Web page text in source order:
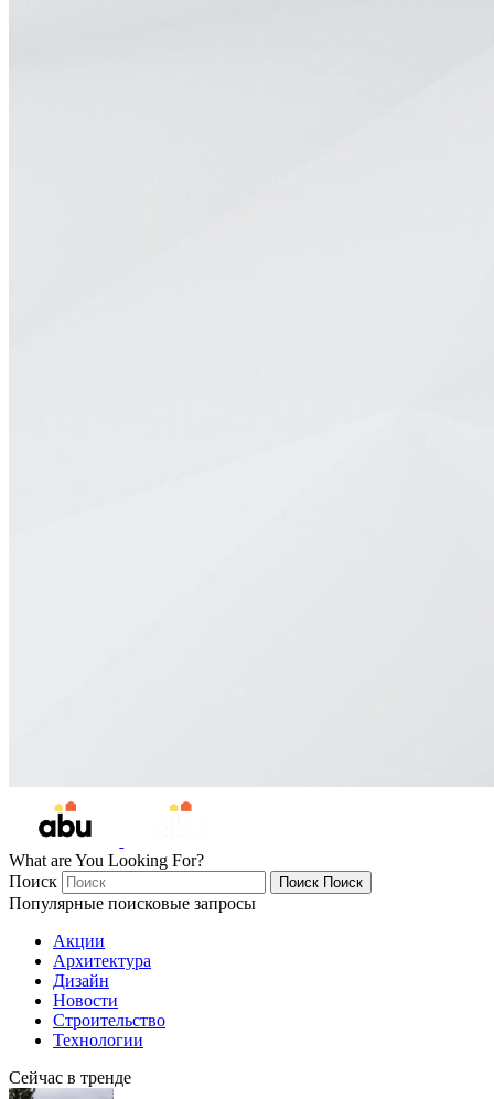
What are You Looking For?
Поиск
Поиск Поиск
Популярные поисковые запросы
Акции
Архитектура
Дизайн
Новости
Строительство
Технологии
Сейчас в тренде